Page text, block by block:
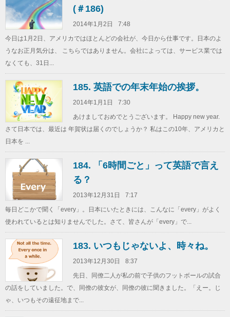
(＃186)
2014年1月2日
7:48
今日は1月2日、アメリカではほとんどの会社が、今日から仕事です。日本のよ
うなお正月気分は、 こちらではありません。会社によっては、サービス業では
なくても、31日...
185. 英語での年末年始の挨拶。
2014年1月1日
7:30
あけましておめでとうございます。 Happy new year.
さて日本では、最近は 年賀状は届くのでしょうか？ 私はこの10年、アメリカと
日本を ...
184. 「6時間ごと」って英語で言え
る？
2013年12月31日
7:17
毎日どこかで聞く「every」。日本にいたときには、こんなに「every」がよく
使われているとは知りませんでした。さて、皆さんが「every」で...
183. いつもじゃないよ、時々ね。
2013年12月30日
8:37
先日、同僚二人が私の前で子供のフットボールの試合
の話をしていました。で、同僚の彼女が、同僚の彼に聞きました。「えー。じ
ゃ、いつもその遠征地まで...